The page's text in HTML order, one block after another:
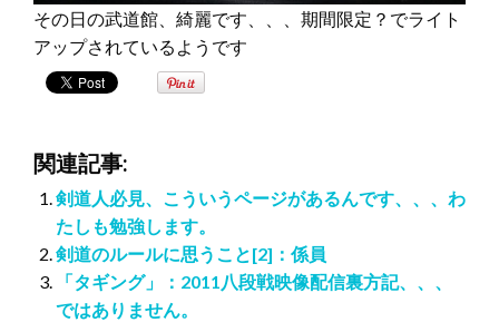
その日の武道館、綺麗です、、、期間限定？でライト
アップされているようです
関連記事:
剣道人必見、こういうページがあるんです、、、わ
たしも勉強します。
剣道のルールに思うこと[2]：係員
「タギング」：2011八段戦映像配信裏方記、、、
ではありません。